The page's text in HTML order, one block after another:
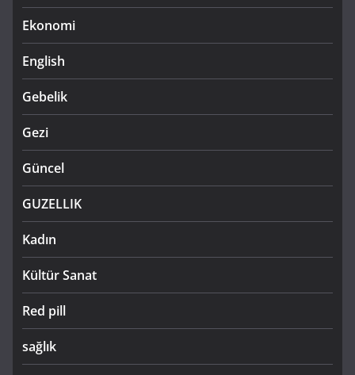
Ekonomi
English
Gebelik
Gezi
Güncel
GUZELLIK
Kadın
Kültür Sanat
Red pill
sağlık